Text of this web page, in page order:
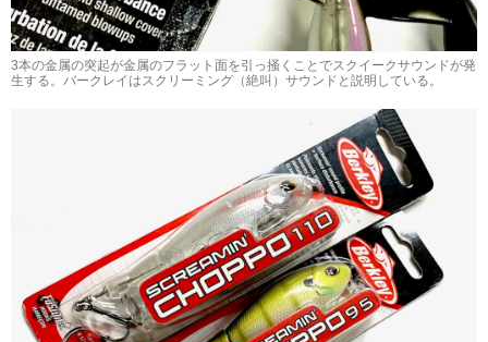
3本の金属の突起が金属のフラット面を引っ掻くことでスクイークサウンドが発
生する。バークレイはスクリーミング（絶叫）サウンドと説明している。